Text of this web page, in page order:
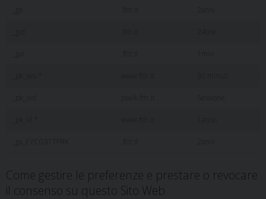
Come gestire le preferenze e prestare o revocare
il consenso su questo Sito Web